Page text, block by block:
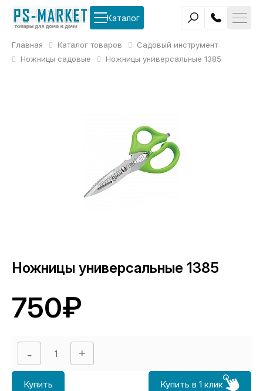
Каталог
Главная Каталог товаров
Садовый инструмент
Ножницы садовые
Ножницы универсальные 1385
Ножницы универсальные 1385
750₽
Купить Купить в 1 клик